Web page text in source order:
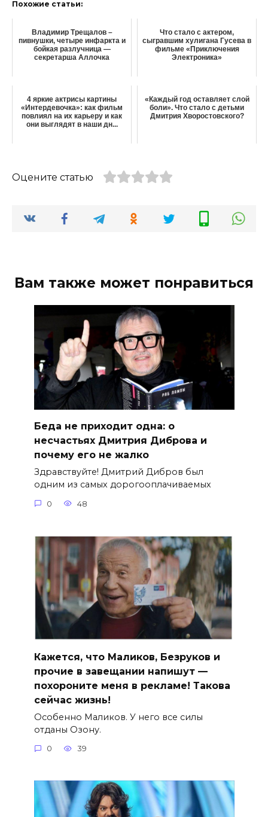
Похожие статьи:
Владимир Трещалов –
пивнушки, четыре инфаркта и
бойкая разлучница —
секретарша Аллочка
Что стало с актером,
сыгравшим хулигана Гусева в
фильме «Приключения
Электроника»
4 яркие актрисы картины
«Интердевочка»: как фильм
повлиял на их карьеру и как
они выглядят в наши дн...
«Каждый год оставляет слой
боли». Что стало с детьми
Дмитрия Хворостовского?
Оцените статью
Вам также может понравиться
Беда не приходит одна: о
несчастьях Дмитрия Диброва и
почему его не жалко
Здравствуйте! Дмитрий Дибров был
одним из самых дорогооплачиваемых
0 48
Кажется, что Маликов, Безруков и
прочие в завещании напишут —
похороните меня в рекламе! Такова
сейчас жизнь!
Особенно Маликов. У него все силы
отданы Озону.
0 39